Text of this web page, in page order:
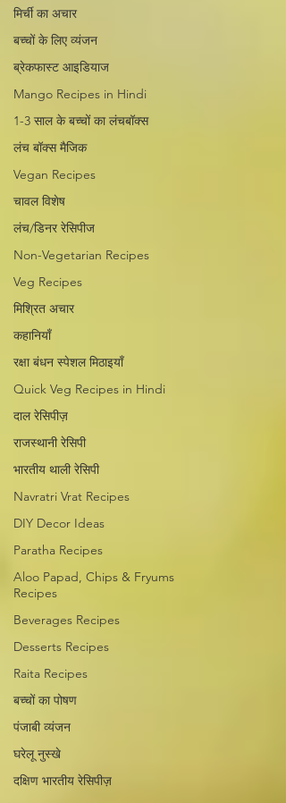
मिर्ची का अचार
बच्चों के लिए व्यंजन
ब्रेकफास्ट आइडियाज
Mango Recipes in Hindi
1-3 साल के बच्चों का लंचबॉक्स
लंच बॉक्स मैजिक
Vegan Recipes
चावल विशेष
लंच/डिनर रेसिपीज
Non-Vegetarian Recipes
Veg Recipes
मिश्रित अचार
कहानियाँ
रक्षा बंधन स्पेशल मिठाइयाँ
Quick Veg Recipes in Hindi
दाल रेसिपीज़
राजस्थानी रेसिपी
भारतीय थाली रेसिपी
Navratri Vrat Recipes
DIY Decor Ideas
Paratha Recipes
Aloo Papad, Chips & Fryums
Recipes
Beverages Recipes
Desserts Recipes
Raita Recipes
बच्चों का पोषण
पंजाबी व्यंजन
घरेलू नुस्खे
दक्षिण भारतीय रेसिपीज़